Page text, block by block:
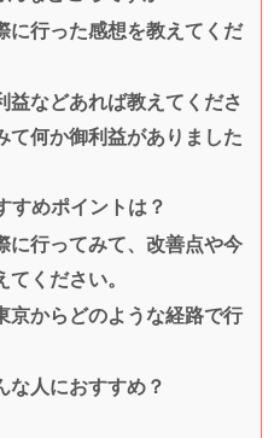
行った感想を教えてくだ
などあれば教えてくださ
て何か御利益がありました
めポイントは？
行ってみて、改善点や今
ください。
からどのような経路で行
人におすすめ？